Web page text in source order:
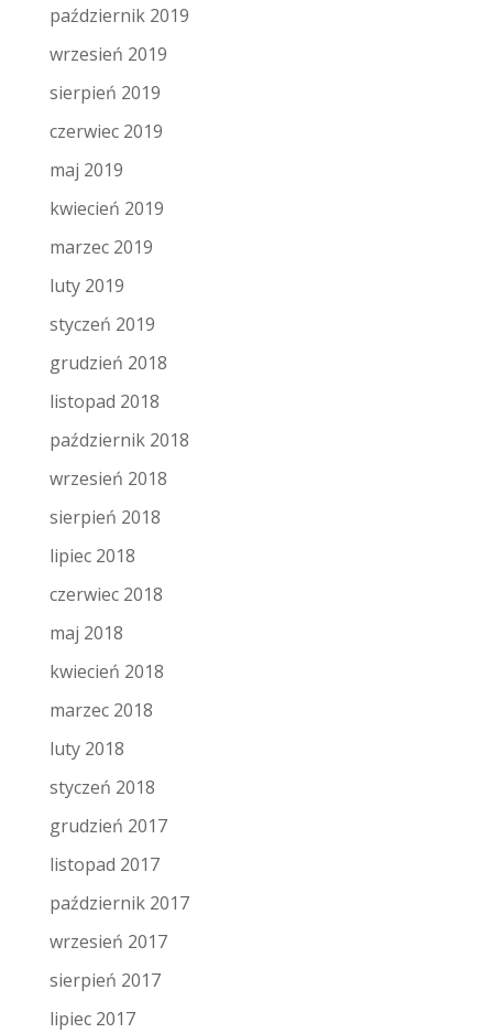
październik 2019
wrzesień 2019
sierpień 2019
czerwiec 2019
maj 2019
kwiecień 2019
marzec 2019
luty 2019
styczeń 2019
grudzień 2018
listopad 2018
październik 2018
wrzesień 2018
sierpień 2018
lipiec 2018
czerwiec 2018
maj 2018
kwiecień 2018
marzec 2018
luty 2018
styczeń 2018
grudzień 2017
listopad 2017
październik 2017
wrzesień 2017
sierpień 2017
lipiec 2017